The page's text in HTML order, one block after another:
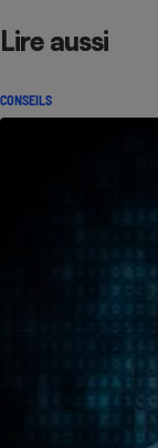
Lire aussi
CONSEILS